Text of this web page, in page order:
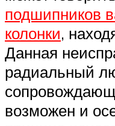
подшипников
колонки,
Данная
радиальный
возможен и